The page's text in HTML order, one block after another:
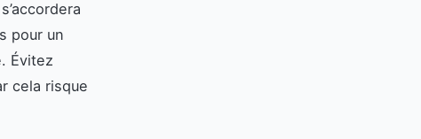
pour un
Évitez
cela risque